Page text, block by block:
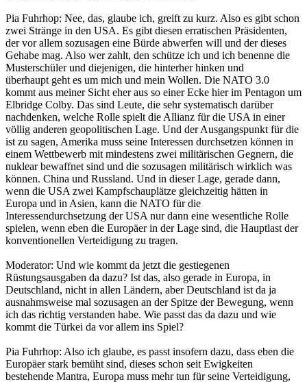
Pia Fuhrhop: Nee, das, glaube ich, greift zu kurz. Also es gibt schon
zwei Stränge in den USA. Es gibt diesen erratischen Präsidenten,
der vor allem sozusagen eine Bürde abwerfen will und der dieses
Gehabe mag. Also wer zahlt, den schütze ich und ich benenne die
Musterschüler und diejenigen, die hinterher hinken und
überhaupt geht es um mich und mein Wollen. Die NATO 3.0
kommt aus meiner Sicht eher aus so einer Ecke hier im Pentagon um
Elbridge Colby. Das sind Leute, die sehr systematisch darüber
nachdenken, welche Rolle spielt die Allianz für die USA in einer
völlig anderen geopolitischen Lage. Und der Ausgangspunkt für die
ist zu sagen, Amerika muss seine Interessen durchsetzen können in
einem Wettbewerb mit mindestens zwei militärischen Gegnern, die
nuklear bewaffnet sind und die sozusagen militärisch wirklich was
können. China und Russland. Und in dieser Lage, gerade dann,
wenn die USA zwei Kampfschauplätze gleichzeitig hätten in
Europa und in Asien, kann die NATO für die
Interessendurchsetzung der USA nur dann eine wesentliche Rolle
spielen, wenn eben die Europäer in der Lage sind, die Hauptlast der
konventionellen Verteidigung zu tragen.
Moderator: Und wie kommt da jetzt die gestiegenen
Rüstungsausgaben da dazu? Ist das, also gerade in Europa, in
Deutschland, nicht in allen Ländern, aber Deutschland ist da ja
ausnahmsweise mal sozusagen an der Spitze der Bewegung, wenn
ich das richtig verstanden habe. Wie passt das da dazu und wie
kommt die Türkei da vor allem ins Spiel?
Pia Fuhrhop: Also ich glaube, es passt insofern dazu, dass eben die
Europäer stark bemüht sind, dieses schon seit Ewigkeiten
bestehende Mantra, Europa muss mehr tun für seine Verteidigung,